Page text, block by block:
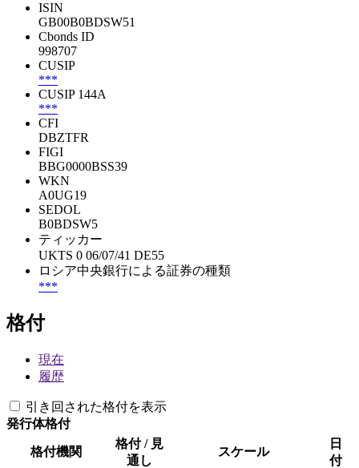
ISIN
GB00B0BDSW51
Cbonds ID
998707
CUSIP
***
CUSIP 144A
***
CFI
DBZTFR
FIGI
BBG0000BSS39
WKN
A0UG19
SEDOL
B0BDSW5
ティッカー
UKTS 0 06/07/41 DE55
ロシア中央銀行による証券の種類
***
格付
現在
履歴
引き回された格付を表示
発行体格付
格付機関
格付 / 見
通し
スケール
日
付